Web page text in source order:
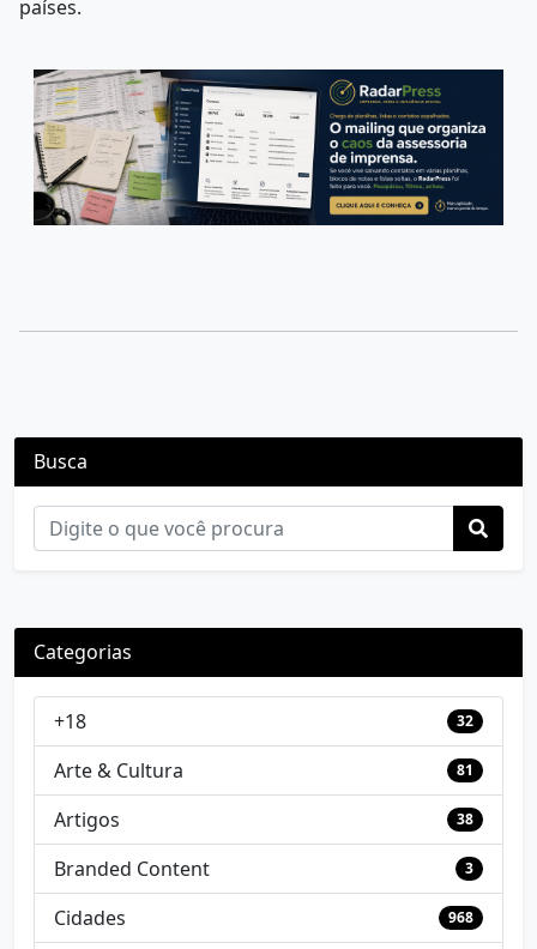
países.
Busca
Categorias
+18 32
Arte & Cultura 81
Artigos 38
Branded Content 3
Cidades 968